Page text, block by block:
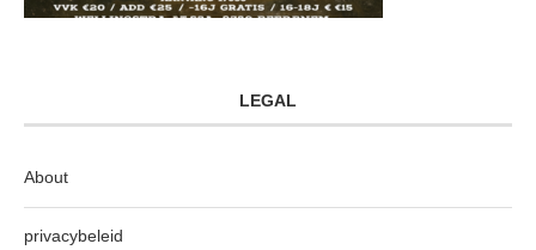
LEGAL
About
privacybeleid